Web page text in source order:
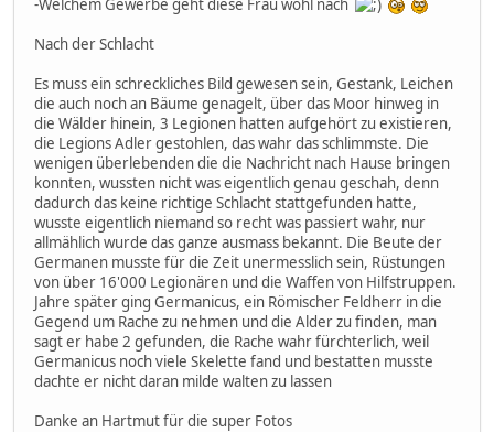
-Welchem Gewerbe geht diese Frau wohl nach
Nach der Schlacht
Es muss ein schreckliches Bild gewesen sein, Gestank, Leichen
die auch noch an Bäume genagelt, über das Moor hinweg in
die Wälder hinein, 3 Legionen hatten aufgehört zu existieren,
die Legions Adler gestohlen, das wahr das schlimmste. Die
wenigen überlebenden die die Nachricht nach Hause bringen
konnten, wussten nicht was eigentlich genau geschah, denn
dadurch das keine richtige Schlacht stattgefunden hatte,
wusste eigentlich niemand so recht was passiert wahr, nur
allmählich wurde das ganze ausmass bekannt. Die Beute der
Germanen musste für die Zeit unermesslich sein, Rüstungen
von über 16'000 Legionären und die Waffen von Hilfstruppen.
Jahre später ging Germanicus, ein Römischer Feldherr in die
Gegend um Rache zu nehmen und die Alder zu finden, man
sagt er habe 2 gefunden, die Rache wahr fürchterlich, weil
Germanicus noch viele Skelette fand und bestatten musste
dachte er nicht daran milde walten zu lassen
Danke an Hartmut für die super Fotos